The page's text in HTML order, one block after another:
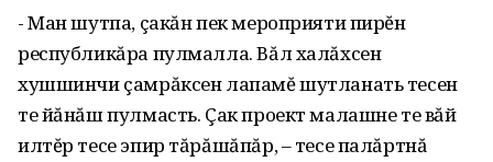
- Ман шутпа‚ çакăн пек мероприяти пирĕн
республикăра пулмалла. Вăл халăхсен
хушшинчи çамрăксен лапамĕ шутланать тесен
те йăнăш пулмасть. Çак проект малашне те вăй
илтĕр тесе эпир тăрăшăпăр‚ – тесе палăртнă